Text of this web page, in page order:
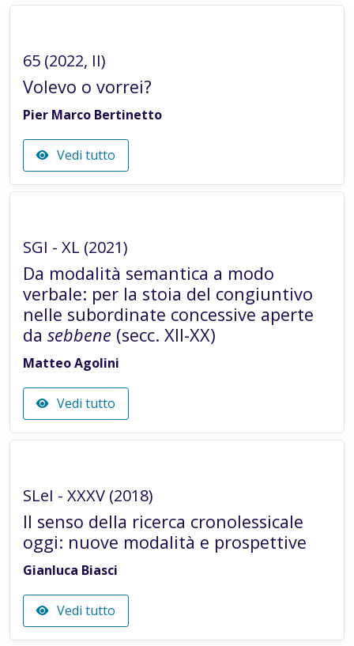
65 (2022, II)
Volevo o vorrei?
Pier Marco Bertinetto
Vedi tutto
SGI - XL (2021)
Da modalità semantica a modo
verbale: per la stoia del congiuntivo
nelle subordinate concessive aperte
da sebbene (secc. XII-XX)
Matteo Agolini
Vedi tutto
SLeI - XXXV (2018)
Il senso della ricerca cronolessicale
oggi: nuove modalità e prospettive
Gianluca Biasci
Vedi tutto